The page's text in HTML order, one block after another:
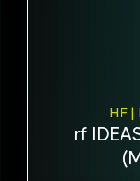
HF |
rf